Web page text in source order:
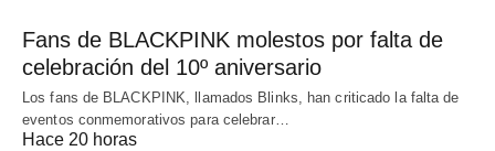
Fans de BLACKPINK molestos por falta de
celebración del 10º aniversario
Los fans de BLACKPINK, llamados Blinks, han criticado la falta de
eventos conmemorativos para celebrar…
Hace 20 horas